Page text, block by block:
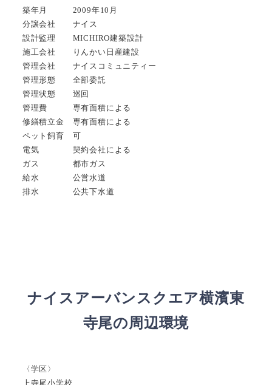
築年月 2009年10月
分譲会社 ナイス
設計監理 MICHIRO建築設計
施工会社 りんかい日産建設
管理会社 ナイスコミュニティー
管理形態 全部委託
管理状態 巡回
管理費 専有面積による
修繕積立金 専有面積による
ペット飼育 可
電気 契約会社による
ガス 都市ガス
給水 公営水道
排水 公共下水道
ナイスアーバンスクエア横濱東
寺尾の周辺環境
〈学区〉
上寺尾小学校